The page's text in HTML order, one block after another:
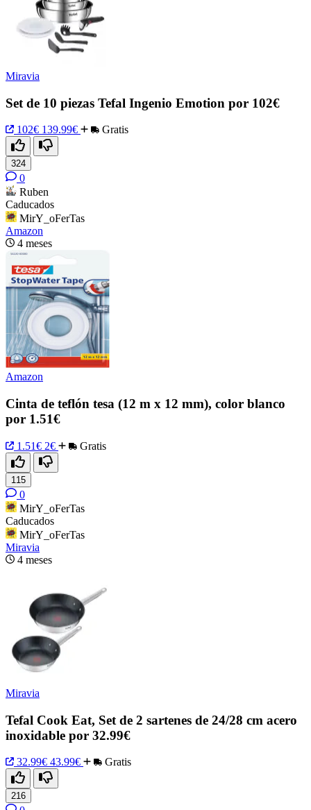
Miravia
Set de 10 piezas Tefal Ingenio Emotion por 102€
102€ 139.99€ Gratis
324
0
Ruben
Caducados
MirY_oFerTas
Amazon
4 meses
Amazon
Cinta de teflón tesa (12 m x 12 mm), color blanco
por 1.51€
1.51€ 2€ Gratis
115
0
MirY_oFerTas
Caducados
MirY_oFerTas
Miravia
4 meses
Miravia
Tefal Cook Eat, Set de 2 sartenes de 24/28 cm acero
inoxidable por 32.99€
32.99€ 43.99€ Gratis
216